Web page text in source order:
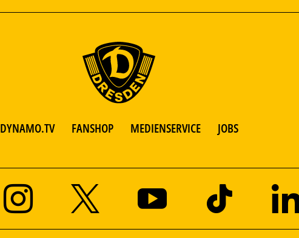
DYNAMO.TV FANSHOP MEDIENSERVICE JOBS